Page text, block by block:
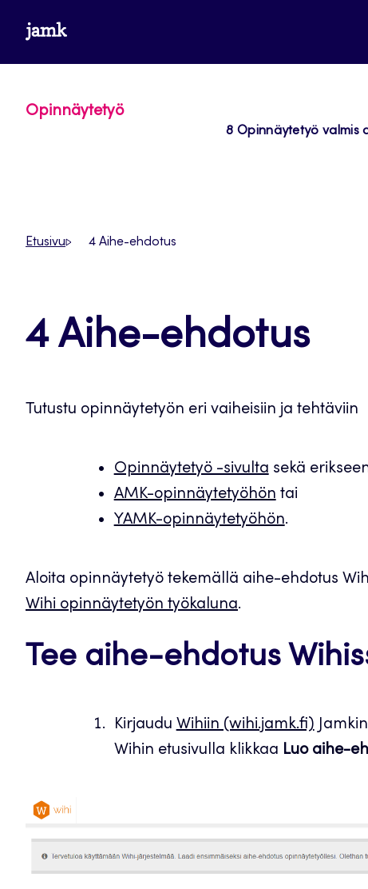
suoraan
sisältöön
www.jamk.fi
Opinnäytetyö
8 Opinnäytetyö valmis
Etusivu 4 Aihe-ehdotus
4 Aihe-ehdotus
Tutustu opinnäytetyön eri vaiheisiin ja tehtäviin
Opinnäytetyö -sivulta sekä
AMK-opinnäytetyöhön tai
YAMK-opinnäytetyöhön.
Aloita opinnäytetyö tekemällä aihe-ehdotus
Wihi opinnäytetyön työkaluna.
Tee aihe-ehdotus
Kirjaudu Wihiin (wihi.jamk.fi)
Wihin etusivulla klikkaa Luo aihe-